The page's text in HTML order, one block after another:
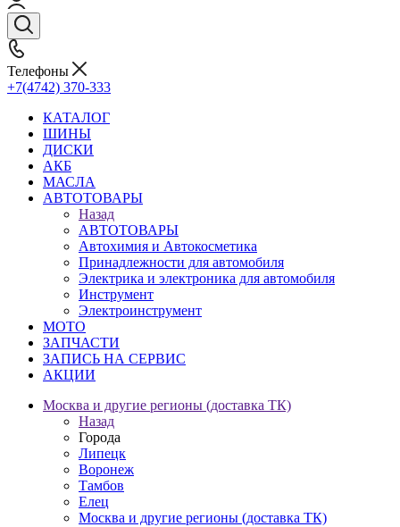
Телефоны
+7(4742) 370-333
КАТАЛОГ
ШИНЫ
ДИСКИ
АКБ
МАСЛА
АВТОТОВАРЫ
Назад
АВТОТОВАРЫ
Автохимия и Автокосметика
Принадлежности для автомобиля
Электрика и электроника для автомобиля
Инструмент
Электроинструмент
МОТО
ЗАПЧАСТИ
ЗАПИСЬ НА СЕРВИС
АКЦИИ
Москва и другие регионы (доставка ТК)
Назад
Города
Липецк
Воронеж
Тамбов
Елец
Москва и другие регионы (доставка ТК)